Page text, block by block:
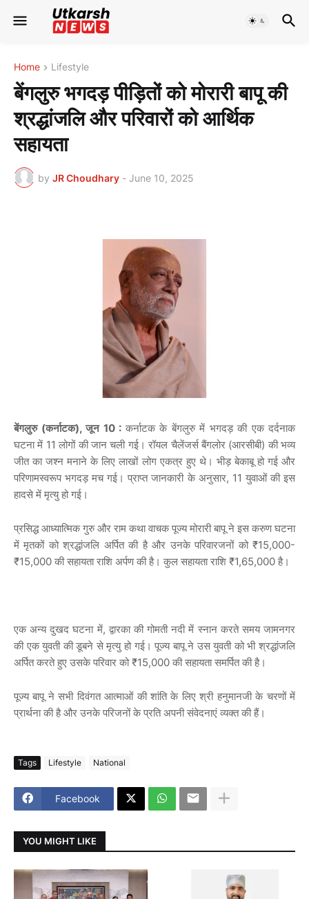
Home Lifestyle
बेंगलुरु भगदड़ पीड़ितों को मोरारी बापू की
श्रद्धांजलि और परिवारों को आर्थिक
सहायता
by JR Choudhary - June 10, 2025
बेंगलुरु (कर्नाटक), जून 10 : कर्नाटक के बेंगलुरु में भगदड़ की एक दर्दनाक
घटना में 11लोगों की जान चली गई। रॉयल चैलेंजर्स बैंगलोर(आरसीबी) की भव्य
जीत का जश्न मनाने के लिए लाखों लोग एकत्र हुए थे। भीड़ बेकाबू हो गई और
परिणामस्वरूप भगदड़ मच गई। प्राप्त जानकारी के अनुसार, 11 युवाओं की इस
हादसे में मृत्यु हो गई।
प्रसिद्ध आध्यात्मिक गुरु और राम कथा वाचक पूज्य मोरारी बापू ने इस करुण घटना
में मृतकों को श्रद्धांजलि अर्पित की है और उनके परिवारजनों को₹15,000-
₹15,000 की सहायता राशि अर्पण की है। कुल सहायता राशि ₹1,65,000 है।
एक अन्य दुखद घटना में, द्वारका की गोमती नदी में स्नान करते समय जामनगर
की एक युवती की डूबने से मृत्यु हो गई। पूज्य बापू ने उस युवती को भी श्रद्धांजलि
अर्पित करते हुए उसके परिवार को₹15,000 की सहायता समर्पित की है।
पूज्य बापू ने सभी दिवंगत आत्माओं की शांति के लिए श्री हनुमानजी के चरणों में
प्रार्थना की है और उनके परिजनों के प्रति अपनी संवेदनाएं व्यक्त की हैं।
Tags Lifestyle National
Facebook
YOU MIGHT LIKE